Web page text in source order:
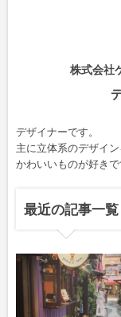
株式会社
デザイナーです。
主に立体系のデザイン
かわいいものが好きで
最近の記事一覧